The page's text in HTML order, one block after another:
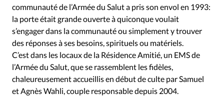
Vécu
Vie Intérieure
communauté de l’Armée du Salut a pris son envol en 1993:
la porte était grande ouverte à quiconque voulait
s’engager dans la communauté ou simplement y trouver
des réponses à ses besoins, spirituels ou matériels.
C’est dans les locaux de la Résidence Amitié, un EMS de
l’Armée du Salut, que se rassemblent les fidèles,
chaleureusement accueillis en début de culte par Samuel
et Agnès Wahli, couple responsable depuis 2004.